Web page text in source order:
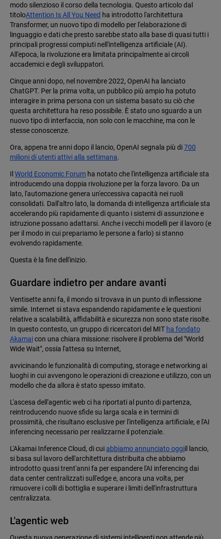
modo silenzioso il corso della tecnologia. Questo articolo dal
titoloAttention Is All You Need ha introdotto l'architettura
Transformer, un nuovo tipo di modello per l'elaborazione di
linguaggio e dati che presto sarebbe stato alla base di quasi tutti i
principali progressi compiuti nell'intelligenza artificiale (AI).
All'epoca, la rivoluzione era limitata principalmente ai circoli
accademici e degli sviluppatori.
Cinque anni dopo, nel novembre 2022, OpenAI ha lanciato
ChatGPT. Per la prima volta, un pubblico più ampio ha potuto
interagire in prima persona con un sistema basato su ciò che
questa architettura ha reso possibile. È stato uno sguardo a un
nuovo tipo di interfaccia, non solo con le macchine, ma con le
stesse conoscenze.
Ora, appena tre anni dopo il lancio, OpenAI segnala più di700
milioni di utenti attivi alla settimana.
Il World Economic Forum ha notato che l'intelligenza artificiale sta
introducendo una doppia rivoluzione per la forza lavoro. Da un
lato, l'automazione genera un'eccessiva capacità nei ruoli
consolidati. Dall'altro lato, la domanda di intelligenza artificiale sta
accelerando più rapidamente di quanto i sistemi di assunzione e
istruzione possano adattarsi. Anche i vecchi modelli per il lavoro (e
per il modo in cui prepariamo le persone a farlo) si stanno
evolvendo rapidamente.
Questa è la fine dell'inizio.
Guardare indietro per andare avanti
Ventisette anni fa, il mondo si trovava in un punto di inflessione
simile. Internet si stava espandendo rapidamente e le questioni
relative a scalabilità, affidabilità e sicurezza non sono state risolte.
In questo contesto, un gruppo di ricercatori del MIT ha fondato
Akamaicon una chiara missione: risolvere il problema del "World
Wide Wait", ossia l'attesa su Internet,
avvicinando le funzionalità di computing, storage e networking ai
luoghi in cui avvengono le operazioni di creazione e utilizzo, con un
modello che da allora è stato spesso imitato.
L'ascesa dell'agentic web ci ha riportati al punto di partenza,
reintroducendo nuove sfide su larga scala e in termini di
prossimità, che risultano esclusive per l'intelligenza artificiale, e l'AI
inferencing necessario per realizzarne il potenziale.
L'Akamai Inference Cloud, di cuiabbiamo annunciato oggiil lancio,
si basa sul lavoro dell'architettura distribuita che abbiamo
introdotto quasi trent'anni fa per espandere l'AI inferencing dai
data center centralizzati sull'edge e, ancora una volta, per
rimuovere i colli di bottiglia e superare i limiti dell'infrastruttura
centralizzata.
L'agentic web